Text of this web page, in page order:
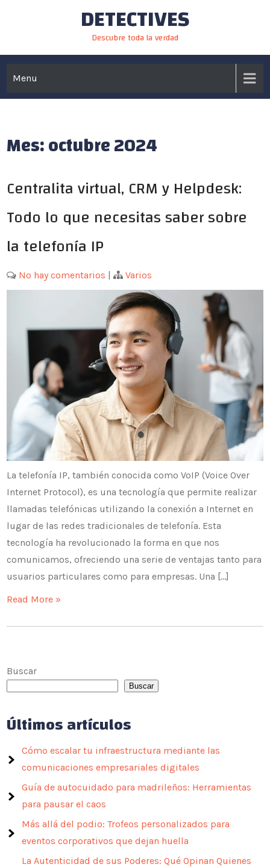
DETECTIVES
Descubre toda la verdad
Menu
Mes:octubre 2024
Centralita virtual, CRM y Helpdesk:
Todo lo que necesitas saber sobre
la telefonía IP
No hay comentarios | Varios
La telefonía IP, también conocida como VoIP (Voice Over
Internet Protocol), es una tecnología que permite realizar
llamadas telefónicas utilizando la conexión a Internet en
lugar de las redes tradicionales de telefonía. Esta
tecnología ha revolucionado la forma en que nos
comunicamos, ofreciendo una serie de ventajas tanto para
usuarios particulares como para empresas. Una […]
Read More »
Buscar
Buscar
Últimos artículos
Cómo escalar tu infraestructura mediante las
comunicaciones empresariales digitales
Guía de autocuidado para madrileños: Herramientas
para pausar el caos
Más allá del podio: Trofeos personalizados para
eventos corporativos que dejan huella
La Autenticidad de sus Poderes: Qué Opinan Quienes